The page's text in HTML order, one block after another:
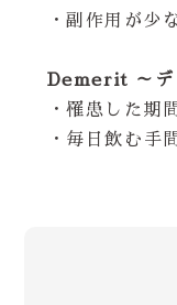
・副作用が少
Demerit ～デ
・罹患した期
・毎日飲む手間